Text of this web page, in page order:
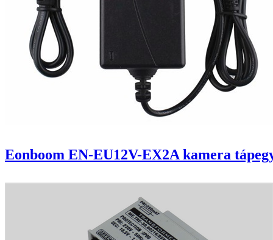
Eonboom EN-EU12V-EX2A kamera